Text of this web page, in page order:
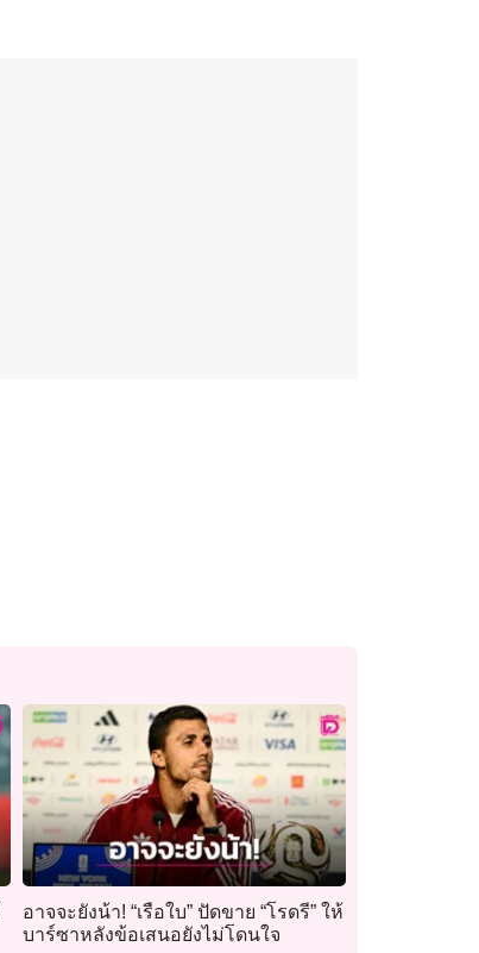
อาจจะยังน้า! “เรือใบ” ปัดขาย “โรดรี” ให้
บาร์ซาหลังข้อเสนอยังไม่โดนใจ